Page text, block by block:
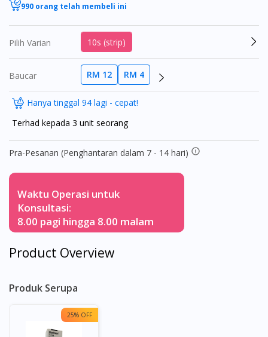
990 orang telah membeli ini
Pilih Varian 10s (strip)
Baucar RM 12 RM 4
Hanya tinggal 94 lagi - cepat!
Terhad kepada 3 unit seorang
Pra-Pesanan (Penghantaran dalam 7 - 14 hari)
Waktu Operasi untuk
Konsultasi:
8.00 pagi hingga 8.00 malam
Product Overview
Produk Serupa
25% OFF